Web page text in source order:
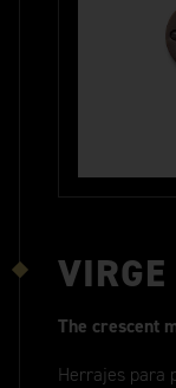
VIRGE
The crescent
Herrajes para